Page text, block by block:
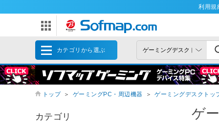
利用規
カテゴリから選ぶ
トップ ＞ ゲーミングPC・周辺機器 ＞ ゲーミングデスクトッ
ゲ
カテゴリ